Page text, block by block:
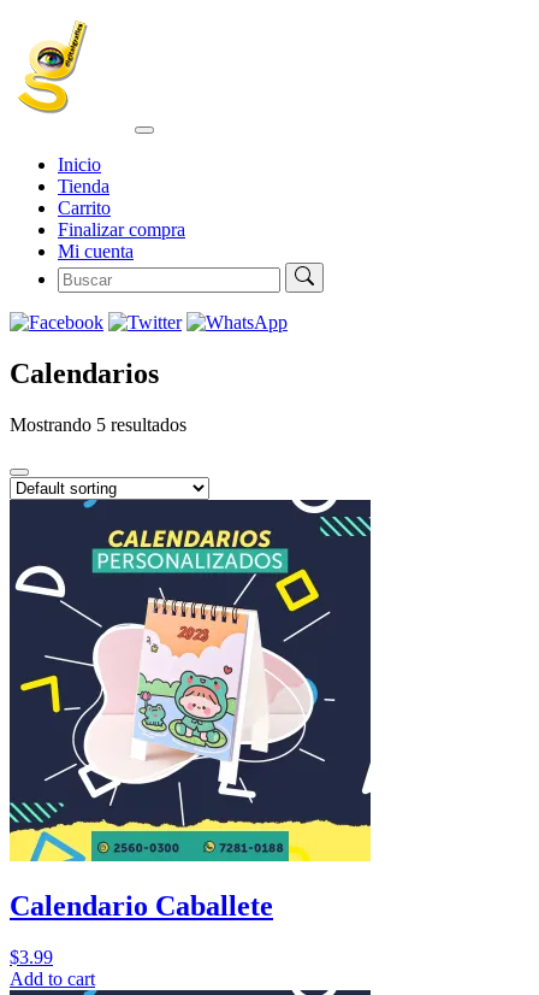
Inicio
Tienda
Carrito
Finalizar compra
Mi cuenta
Calendarios
Mostrando 5 resultados
Calendario Caballete
$3.99
Add to cart